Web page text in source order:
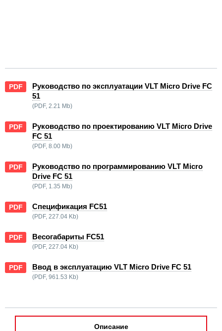
PDF
Руководство по эксплуатации VLT Micro Drive FC
51
(PDF, 2.21 Mb)
PDF
Руководство по проектированию VLT Micro Drive
FC 51
(PDF, 8.00 Mb)
PDF
Руководство по программированию VLT Micro
Drive FC 51
(PDF, 1.35 Mb)
PDF Спецификация FC51
(PDF, 227.04 Kb)
PDF Весогабариты FC51
(PDF, 227.04 Kb)
PDF Ввод в эксплуатацию VLT Micro Drive FC 51
(PDF, 961.53 Kb)
Описание